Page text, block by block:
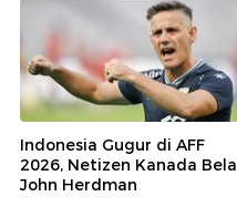
Indonesia Gugur di AFF
2026, Netizen Kanada Bela
John Herdman